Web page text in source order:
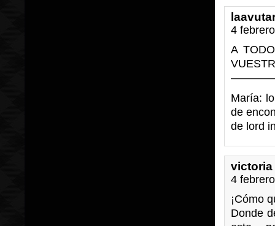
4
A
María:
de
de lord
victoria
4
¡Cómo
Donde